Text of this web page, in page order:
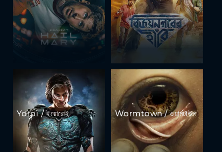
Yoroï / ইয়োরোই Wormtown / ওয়ার্মটাউন